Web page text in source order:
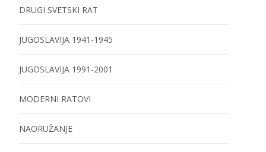
DRUGI SVETSKI RAT
JUGOSLAVIJA 1941-1945
JUGOSLAVIJA 1991-2001
MODERNI RATOVI
NAORUŽANJE